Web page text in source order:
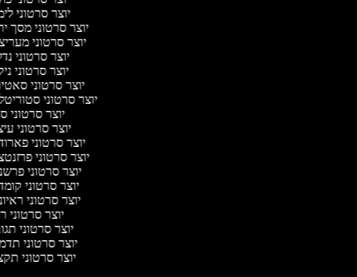
יוצר סרטוני
יוצר סרטוני מסך
יוצר סרטוני
יוצר סרטוני
יוצר סרטוני
יוצר סרטוני
יוצר סרטוני
יוצר סרטוני
יוצר סרטוני
יוצר סרטוני
יוצר סרטוני
יוצר סרטוני
יוצר סרטוני
יוצר סרטוני
יוצר סרטוני
יוצר סרטוני
יוצר סרטוני
יוצר סרטוני